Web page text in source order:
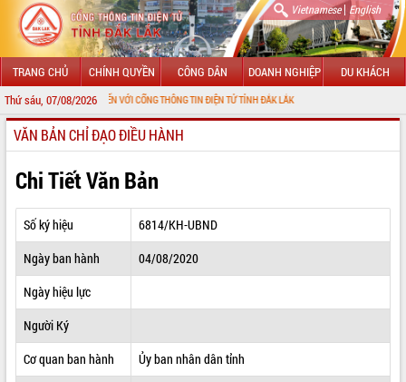
Vietnamese| English
TRANG CHỦ CHÍNH QUYỀN CÔNG DÂN DOANH NGHIỆP DU KHÁCH
Thứ sáu, 07/08/2026
CHÀO MỪNG ĐẾN VỚI CỔNG THÔNG TIN ĐIỆN TỬ TỈNH ĐẮK LẮK
GIỚI THIỆU
LÃNH ĐẠO UBND TỈNH
TIN TỨC SỰ KIỆN
SỞ, BAN, NGÀNH
THÔNG TIN CHỈ ĐẠO ĐIỀU HÀNH
HỆ THỐNG VĂN BẢN
VĂN BẢN CHỈ ĐẠO ĐIỀU HÀNH
Chi Tiết Văn Bản
Số ký hiệu
6814/KH-UBND
Ngày ban hành
04/08/2020
Ngày hiệu lực
Người Ký
Cơ quan ban hành
Ủy ban nhân dân tỉnh